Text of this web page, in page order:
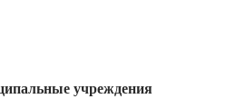
учреждения